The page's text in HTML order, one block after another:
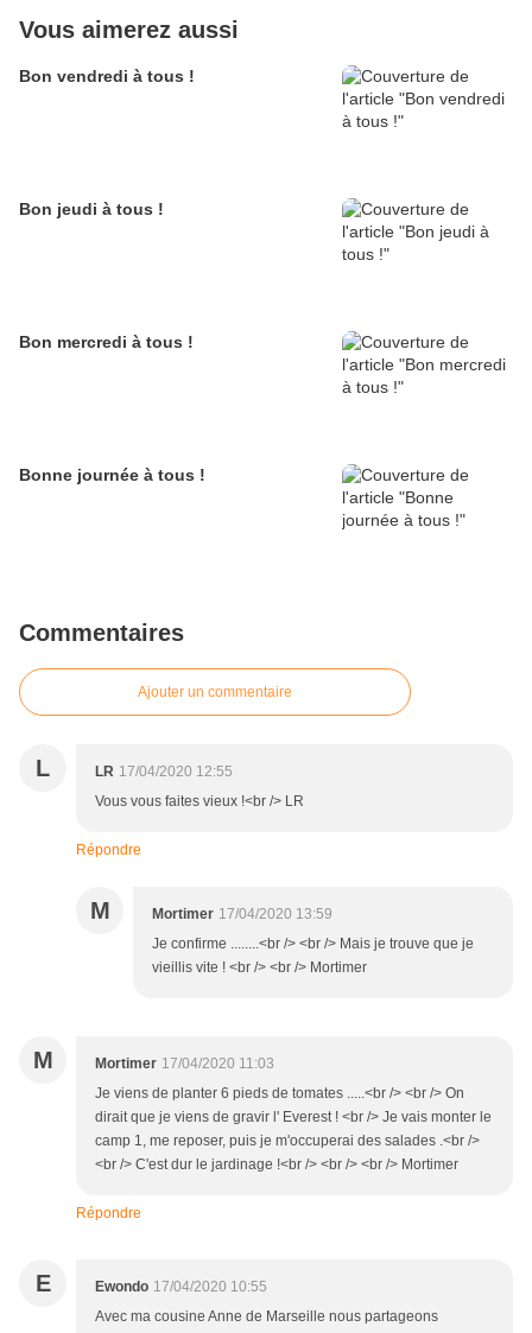
Vous aimerez aussi
Bon vendredi à tous !
Bon jeudi à tous !
Bon mercredi à tous !
Bonne journée à tous !
Commentaires
Ajouter un commentaire
L LR 17/04/2020 12:55
Vous vous faites vieux !<br /> LR
Répondre
M Mortimer 17/04/2020 13:59
Je confirme ........<br /> <br /> Mais je trouve que je
vieillis vite ! <br /> <br /> Mortimer
M Mortimer 17/04/2020 11:03
Je viens de planter 6 pieds de tomates .....<br /> <br /> On
dirait que je viens de gravir l' Everest ! <br /> Je vais monter le
camp 1, me reposer, puis je m'occuperai des salades .<br />
<br /> C'est dur le jardinage !<br /> <br /> <br /> Mortimer
Répondre
E Ewondo 17/04/2020 10:55
Avec ma cousine Anne de Marseille nous partageons